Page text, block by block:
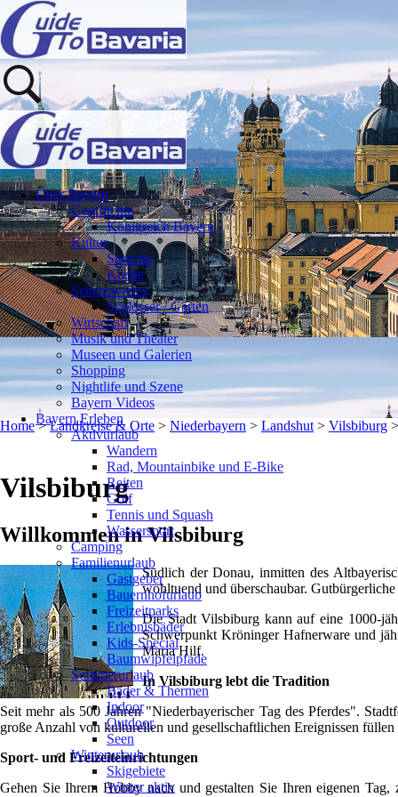
Home>Landkreise & Orte > Niederbayern > Landshut > Vilsbiburg >
Vilsbiburg
Willkommen in Vilsbiburg
Südlich der Donau, inmitten des
wohltuend und überschaubar.
Die Stadt Vilsbiburg kann auf eine 1000-
Schwerpunkt Kröninger Hafnerware und
Maria Hilf.
In Vilsbiburg lebt die Tradition
Seit mehr als 500 Jahren "Niederbayerischer Tag des Pferdes".
große Anzahl von kulturellen und gesellschaftlichen Ereignissen füllen
Sport- und Freizeiteinrichtungen
Gehen Sie Ihrem Hobby nach und gestalten Sie Ihren eigenen
Über Bayern
Geschichte
Königreich Bayern
Kultur
Sprache
Küche
Sehenswertes
Schlösser / Gärten
Wirtschaft
Musik und Theater
Museen und Galerien
Shopping
Nightlife und Szene
Bayern Videos
Bayern Erleben
Aktivurlaub
Wandern
Rad, Mountainbike und E-Bike
Reiten
Golf
Tennis und Squash
Wassersport
Camping
Familienurlaub
Gastgeber
Bauernhofurlaub
Freizeitparks
Erlebnisbäder
Kids-Special
Baumwipfelpfade
Sommerurlaub
Bäder & Thermen
Indoor
Outdoor
Seen
Winterurlaub
Skigebiete
Winter aktiv